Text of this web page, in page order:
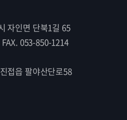
자인면 단북1길 65
053-850-1214
접읍 팔야산단로58